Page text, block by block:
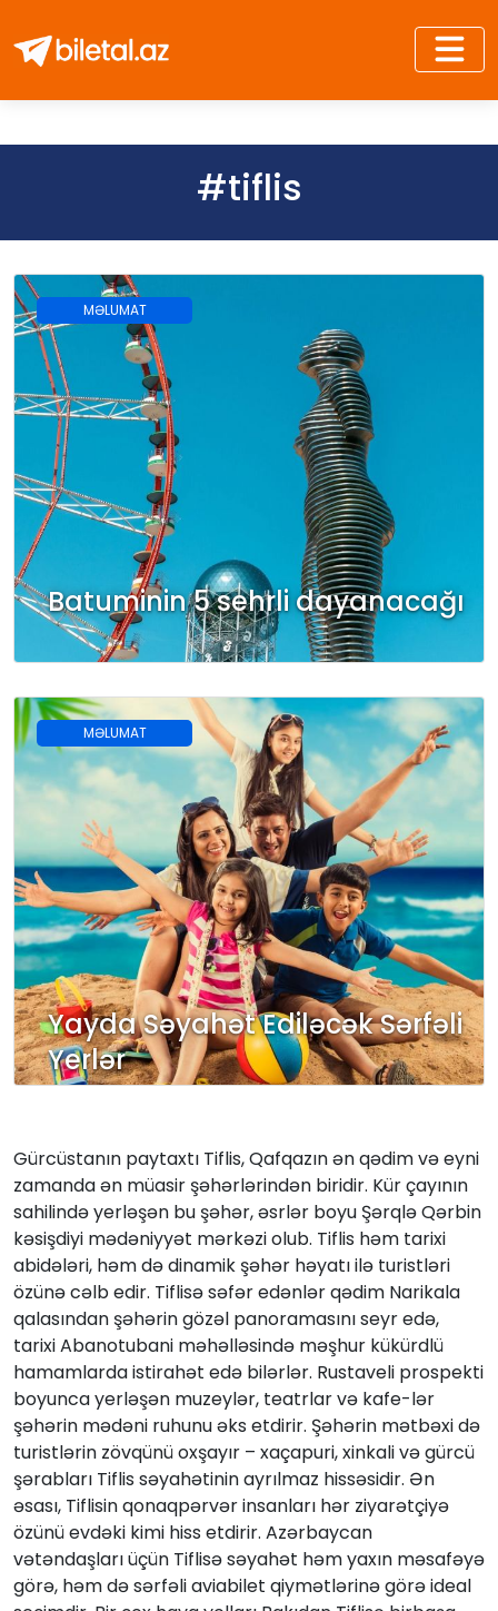
#tiflis
MƏLUMAT
Batuminin 5 sehrli dayanacağı
MƏLUMAT
Yayda Səyahət Ediləcək Sərfəli
Yerlər
Gürcüstanın paytaxtı Tiflis, Qafqazın ən qədim və eyni
zamanda ən müasir şəhərlərindən biridir. Kür çayının
sahilində yerləşən bu şəhər, əsrlər boyu Şərqlə Qərbin
kəsişdiyi mədəniyyət mərkəzi olub. Tiflis həm tarixi
abidələri, həm də dinamik şəhər həyatı ilə turistləri
özünə cəlb edir. Tiflisə səfər edənlər qədim Narikala
qalasından şəhərin gözəl panoramasını seyr edə,
tarixi Abanotubani məhəlləsində məşhur kükürdlü
hamamlarda istirahət edə bilərlər. Rustaveli prospekti
boyunca yerləşən muzeylər, teatrlar və kafe-lər
şəhərin mədəni ruhunu əks etdirir. Şəhərin mətbəxi də
turistlərin zövqünü oxşayır – xaçapuri, xinkali və gürcü
şərabları Tiflis səyahətinin ayrılmaz hissəsidir. Ən
əsası, Tiflisin qonaqpərvər insanları hər ziyarətçiyə
özünü evdəki kimi hiss etdirir. Azərbaycan
vətəndaşları üçün Tiflisə səyahət həm yaxın məsafəyə
görə, həm də sərfəli aviabilet qiymətlərinə görə ideal